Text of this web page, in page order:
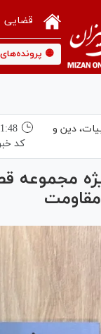
قضایی
🟡
دین و
کد
مجموعه